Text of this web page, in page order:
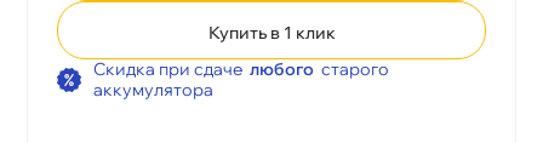
Купить в 1 клик
Скидка при сдаче любого старого
аккумулятора